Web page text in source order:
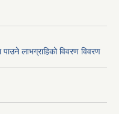
लाभग्राहिको विवरण विवरण